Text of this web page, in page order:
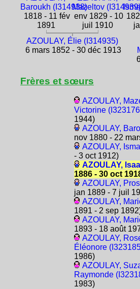
Baroukh (I314938)
1818 - 11 fév
1891
Mazeltov
env 1829 - 10
juil 1910
AZOULAY, Élie (I314935)
6 mars 1852 - 30 déc 1913
Frères et sœurs
AZOULAY,
Victorine
1944)
AZOULAY,
nov 1880 - 22
AZOULAY,
- 3 oct 1912)
AZOULAY,
1886 - 30 oct
AZOULAY,
jan 1889 - 7 juil
AZOULAY,
1891 - 2 sep
AZOULAY,
1893 - 18 août
AZOULAY,
Éléonore
1986)
AZOULAY,
Raymonde
1983)